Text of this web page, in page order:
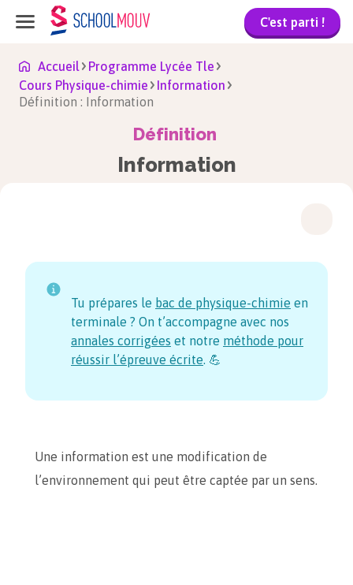
C'est parti !
Accueil
Programme Lycée Tle
Cours Physique-chimie
Information
Définition : Information
Définition
Information
Tu prépares le bac de physique-chimie en
terminale ? On t’accompagne avec nos
annales corrigées et notre méthode pour
réussir l’épreuve écrite. 💪
Une information est une modification de
l’environnement qui peut être captée par un sens.